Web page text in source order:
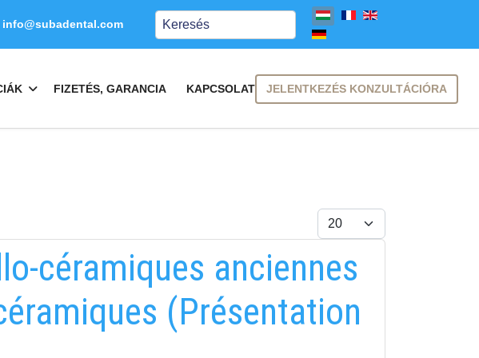
Keresés
info@subadental.com
JELENTKEZÉS KONZULTÁCIÓRA
FIZETÉS, GARANCIA KAPCSOLAT
Tételek #
céramiques anciennes
(Présentation